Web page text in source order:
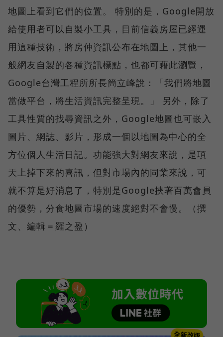
地圖上看到它們的位置。 特別的是，Google開放
給使用者可以自製小工具，目前信義房屋已經運
用這種技術，將房仲資訊公布在地圖上，其他一
般網友自製的各種資訊標點，也都可藉此瀏覽，
Google台灣工程所所長簡立峰說：「我們將地圖
當做平台，將生活資訊完整呈現。」 另外，除了
工具性質的找尋資訊之外，Google地圖也可嵌入
圖片、網誌、影片，形成一個以地圖為中心的全
方位個人生活日記。功能強大對網友來說，是項
天上掉下來的喜訊，但對市場內的同業來說，可
就不算是好消息了，特別是Google挾著百萬會員
的優勢，分食地圖市場的速度絕對不會慢。（撰
文、編輯＝羅之盈）